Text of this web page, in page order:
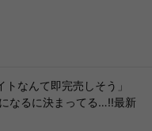
なんて即完売しそう」
なるに決まってる…!!最新